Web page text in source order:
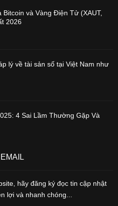
Bitcoin và Vàng Điện Tử (XAUT,
2026
lý về tài sản số tại Việt Nam như
4 Sai Lầm Thường Gặp Và
hãy đăng ký đọc tin cập nhật
lợi và nhanh chóng...